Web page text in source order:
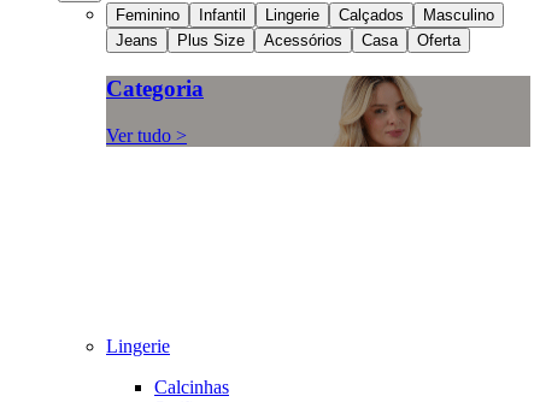
Feminino Infantil Lingerie Calçados
Masculino
Jeans
Plus Size Acessórios Casa Oferta
Categoria
Ver tudo >
Lingerie
Calcinhas